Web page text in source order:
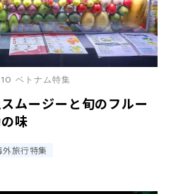
ムージーと旬のフルー
味
ベトナム特集
外旅行特集